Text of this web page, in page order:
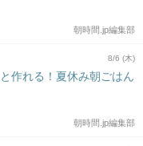
朝時間.jp編集部
8/6 (木)
作れる！夏休み朝ごはん
朝時間.jp編集部